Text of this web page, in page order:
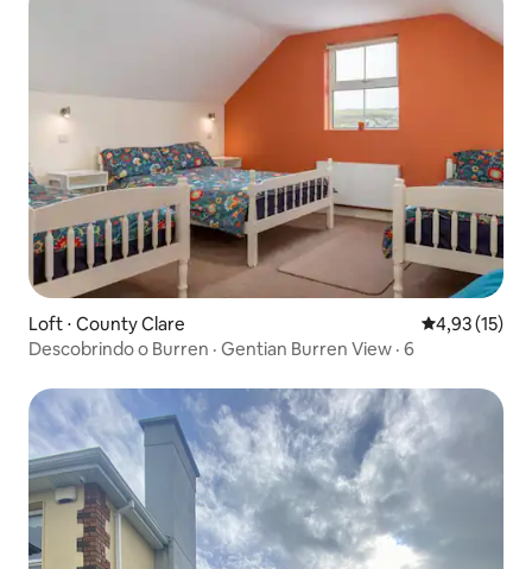
Loft ⋅ County Clare 4,93 de uma
4,93 (15)
Descobrindo o Burren · Gentian Burren View · 6